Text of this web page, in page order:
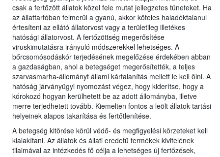
csak a fertőzött állatok közel fele mutat jellegzetes tüneteket. Ha
az állattartóban felmerül a gyanú, akkor köteles haladéktalanul
értesíteni az ellátó állatorvost vagy a területileg illetékes
hatósági állatorvost. A fertőzöttség megerősítése
viruskimutatásra irányuló módszerekkel lehetséges. A
bőrcsomósodáskór terjedésének megelőzése érdekében abban
a gazdaságban, ahol a betegséget megerősítették, a teljes
szarvasmarha-állományt állami kártalanítás mellett le kell ölni. A
hatóság járványügyi nyomozást végez, hogy kiderítse, hogy a
kórokozó hogyan kerülhetett be az adott állományba, illetve
merre terjedhetett tovább. Kiemelten fontos a leölt állatok tartási
helyeinek alapos takarítása és fertőtlenítése.
A betegség kitörése körül védő- és megfigyelési körzeteket kell
kialakítani. Az állatok és állati eredetű termékek kivitelének
tilalmával az intézkedés fő célja a lehetséges új fertőzések,